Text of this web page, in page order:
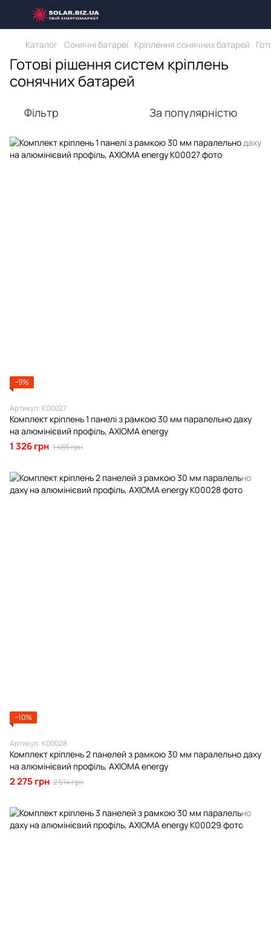
Каталог Сонячні батареї Кріплення сонячних батарей
Готові рішення систем кріплень
сонячних батарей
Фільтр За популярністю
−9%
Артикул: К00027
Комплект кріплень 1 панелі з рамкою 30 мм паралельно даху
на алюмінієвий профіль, AXIOMA energy
1 326 грн 1 465 грн
−10%
Артикул: К00028
Комплект кріплень 2 панелей з рамкою 30 мм паралельно даху
на алюмінієвий профіль, AXIOMA energy
2 275 грн 2 514 грн